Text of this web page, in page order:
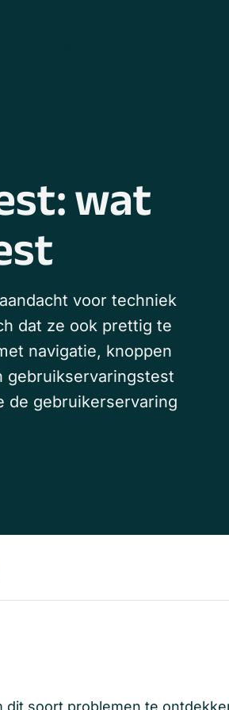
wat
voor techniek
dat ze ook prettig te
navigatie, knoppen
gebruikservaringstest
de gebruikerservaring
dit soort problemen te